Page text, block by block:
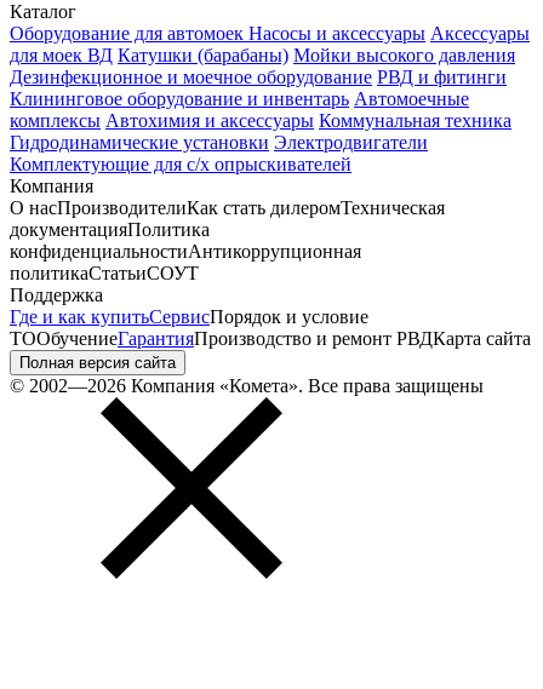
Каталог
Оборудование для автомоек Насосы и аксессуары Аксессуары
для моек ВД Катушки (барабаны) Мойки высокого давления
Дезинфекционное и моечное оборудование РВД и фитинги
Клининговое оборудование и инвентарь Автомоечные
комплексы Автохимия и аксессуары Коммунальная техника
Гидродинамические установки Электродвигатели
Комплектующие для с/х опрыскивателей
Компания
О насПроизводителиКак стать дилеромТехническая
документацияПолитика
конфиденциальностиАнтикоррупционная
политикаСтатьиСОУТ
Поддержка
Где и как купитьСервисПорядок и условие
ТООбучениеГарантияПроизводство и ремонт РВДКарта сайта
Полная версия сайта
© 2002—2026 Компания «Комета». Все права защищены